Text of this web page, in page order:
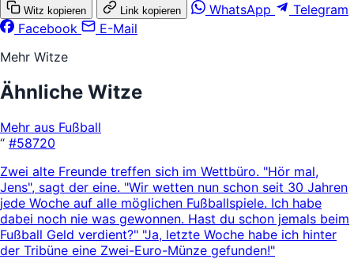
Witz kopieren Link kopieren WhatsApp
Telegram
Facebook
E-Mail
Mehr Witze
Ähnliche Witze
Mehr aus Fußball
“ #58720
Zwei alte Freunde treffen sich im Wettbüro. "Hör mal,
Jens", sagt der eine. "Wir wetten nun schon seit 30 Jahren
jede Woche auf alle möglichen Fußballspiele. Ich habe
dabei noch nie was gewonnen. Hast du schon jemals beim
Fußball Geld verdient?" "Ja, letzte Woche habe ich hinter
der Tribüne eine Zwei-Euro-Münze gefunden!"